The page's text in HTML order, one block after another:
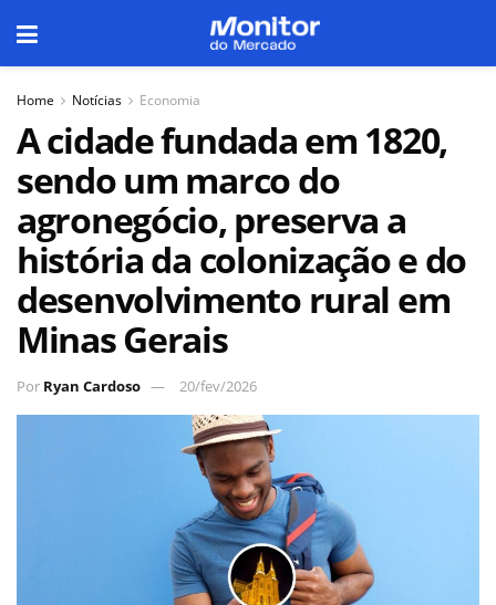
Home Notícias Economia
A cidade fundada em 1820,
sendo um marco do
agronegócio, preserva a
história da colonização e do
desenvolvimento rural em
Minas Gerais
Por Ryan Cardoso 20/fev/2026